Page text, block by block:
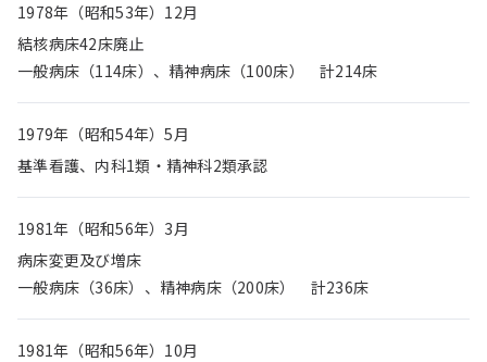
1978年（昭和53年）12月
結核病床42床廃止
一般病床（114床）、精神病床（100床） 計214床
1979年（昭和54年）5月
基準看護、内科1類・精神科2類承認
1981年（昭和56年）3月
病床変更及び増床
一般病床（36床）、精神病床（200床） 計236床
1981年（昭和56年）10月